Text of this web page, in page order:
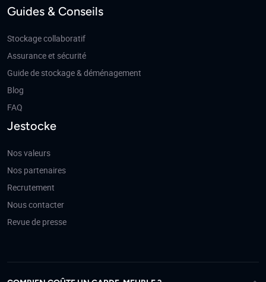
Guides & Conseils
Stockage collaboratif
Assurance et sécurité
Guide de stockage & déménagement
Blog
FAQ
Jestocke
Nos valeurs
Nos partenaires
Recrutement
Nous contacter
Revue de presse